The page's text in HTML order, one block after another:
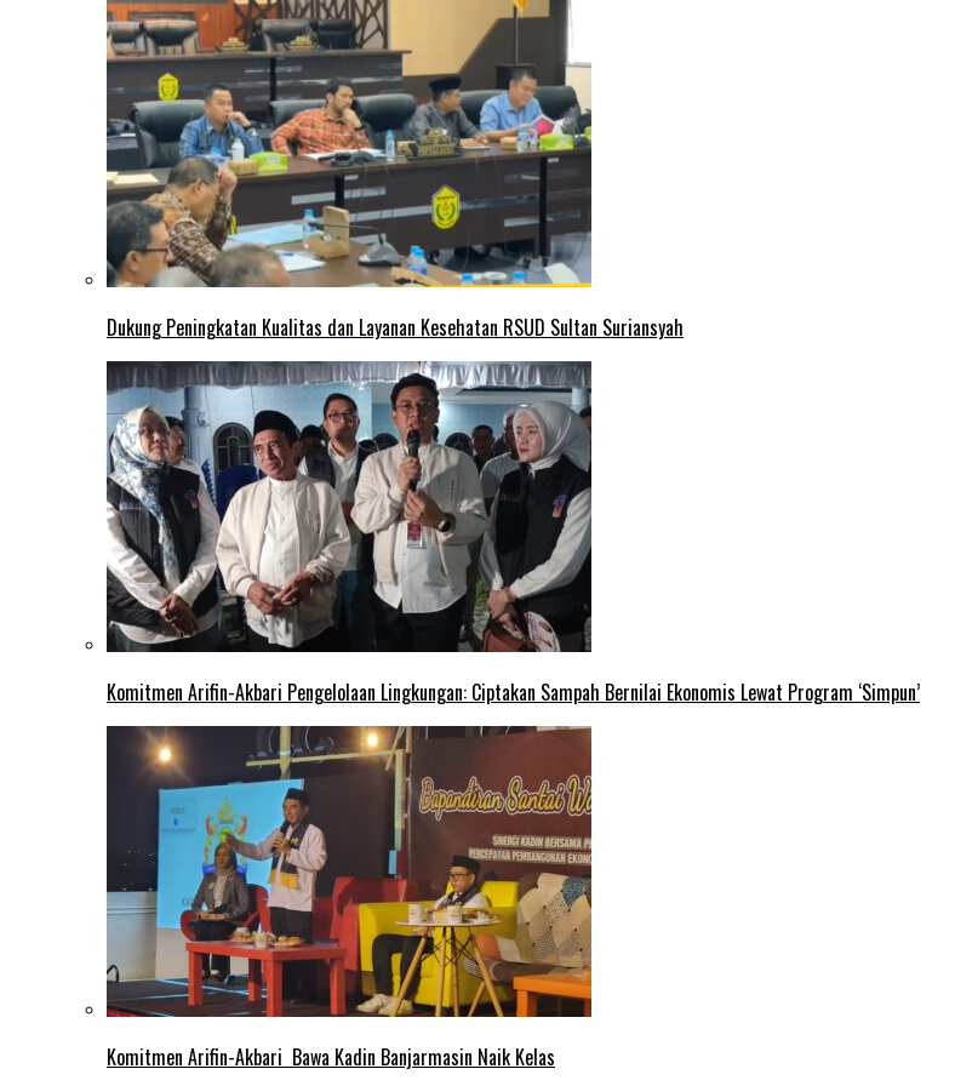
Dukung Peningkatan Kualitas dan Layanan Kesehatan RSUD Sultan Suriansyah
Komitmen Arifin-Akbari Pengelolaan Lingkungan: Ciptakan Sampah Bernilai Ekonomis Lewat Program ‘Simpun’
Komitmen Arifin-Akbari Bawa Kadin Banjarmasin Naik Kelas